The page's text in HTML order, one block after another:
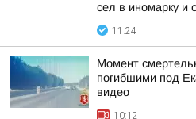
сел в иномарку и
11:24
Момент
погибшими под
видео
10:12